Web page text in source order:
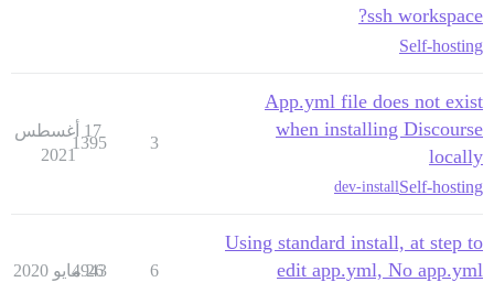
ssh workspace?
Self-hosting
App.yml file does not exist
when installing Discourse
locally
Self-hosting
dev-install
3
1395
17 أغسطس
2021
Using standard install, at step to
edit app.yml, No app.yml
6
4943
26 مايو 2020